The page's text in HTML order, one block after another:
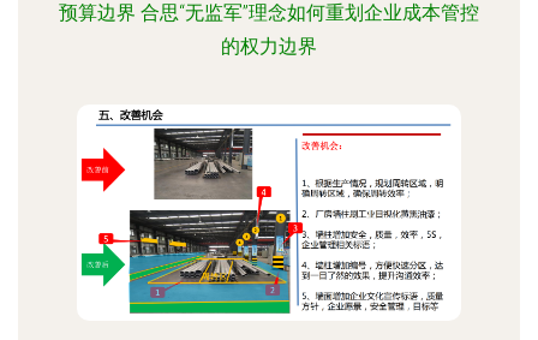
预算边界 合思“无监军”理念如何重划企业成本管控
的权力边界